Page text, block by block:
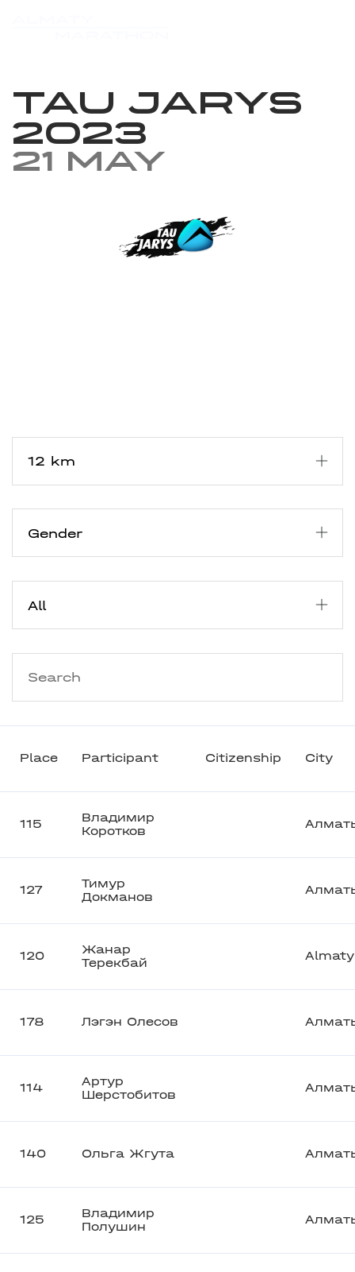
Tau Jarys
2023
21 May
Place Participant Citizenship City
115
Владимир
Коротков
127
Тимур
Докманов
120
Жанар
Терекбай
Almaty
178 Лэгэн Олесов
114
Артур
Шерстобитов
140 Ольга Жгута
125
Владимир
Полушин